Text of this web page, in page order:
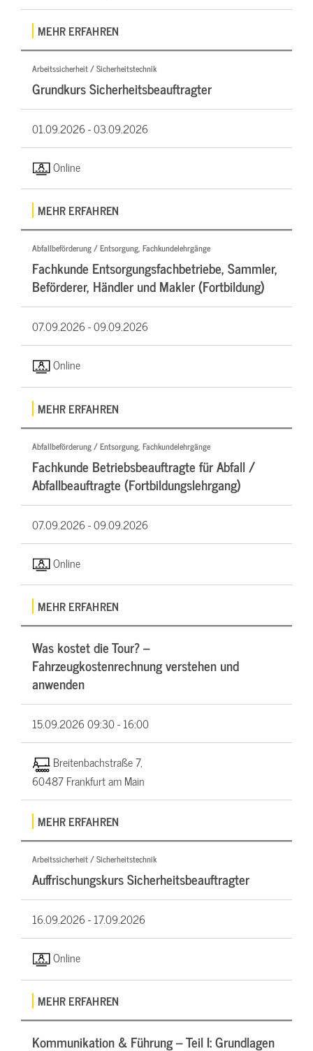
MEHR ERFAHREN
Arbeitssicherheit / Sicherheitstechnik
Grundkurs Sicherheitsbeauftragter
01.09.2026 -03.09.2026
Online
MEHR ERFAHREN
Abfallbeförderung / Entsorgung, Fachkundelehrgänge
Fachkunde Entsorgungsfachbetriebe, Sammler,
Beförderer, Händler und Makler (Fortbildung)
07.09.2026 -09.09.2026
Online
MEHR ERFAHREN
Abfallbeförderung / Entsorgung, Fachkundelehrgänge
Fachkunde Betriebsbeauftragte für Abfall /
Abfallbeauftragte (Fortbildungslehrgang)
07.09.2026 -09.09.2026
Online
MEHR ERFAHREN
Was kostet die Tour? –
Fahrzeugkostenrechnung verstehen und
anwenden
15.09.202609:30 - 16:00
Breitenbachstraße 7,
60487 Frankfurt am Main
MEHR ERFAHREN
Arbeitssicherheit / Sicherheitstechnik
Auffrischungskurs Sicherheitsbeauftragter
16.09.2026 -17.09.2026
Online
MEHR ERFAHREN
Kommunikation & Führung – Teil I: Grundlagen